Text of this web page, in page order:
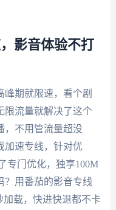
影音体验不打
期就限速，看个剧
限流量就解决了这个
不用管流量超没
加速专线，针对优
专门优化，独享100M
？用番茄的影音专线
加载，快进快退都不卡